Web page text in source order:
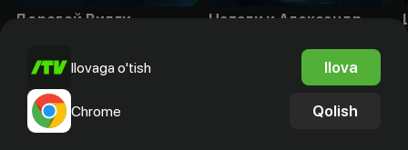
Дорогой Вилли Натали и Александр
Ilovaga o'tish Ilova
Chrome Qolish